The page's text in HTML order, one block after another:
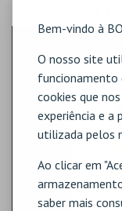
Bem-vindo à
O nosso site
funcionamento
cookies que
experiência e a
utilizada pelos
Ao clicar em
saber mais